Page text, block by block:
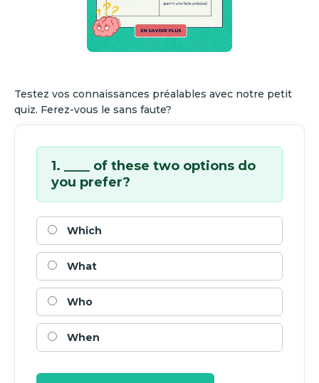
Testez vos connaissances préalables avec notre petit
quiz. Ferez-vous le sans faute?
1. ____ of these two options do
you prefer?
Which
What
Who
When